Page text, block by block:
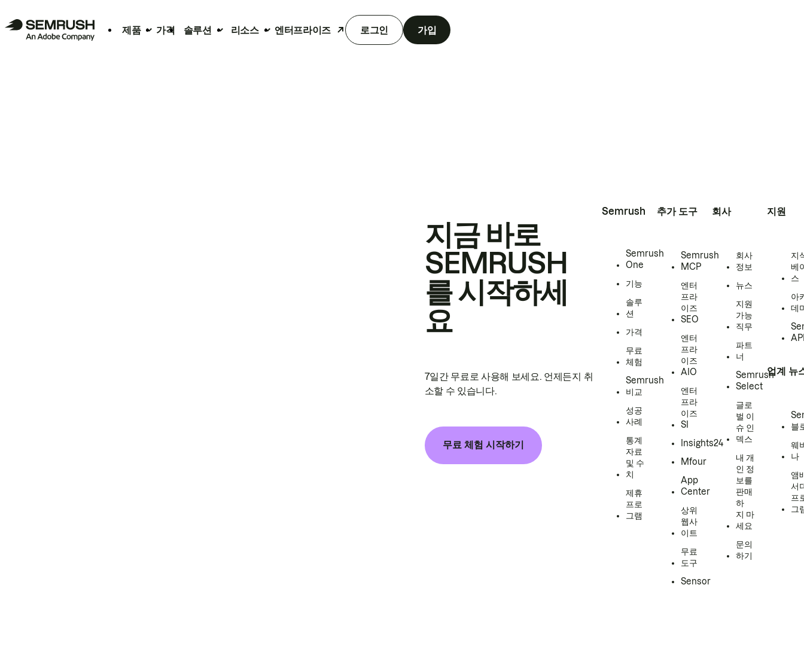
제품 가격 솔루션 리소스 엔터프라이즈 로그인 가입
지금 바로
SEMRUSH
를 시작하세
요
7일간 무료로 사용해 보세요. 언제든지 취
소할 수 있습니다.
무료 체험 시작하기
Semrush
Semrush
One
기능
솔루
션
가격
무료
체험
Semrush
비교
성공
사례
통계
자료
및 수
치
제휴
프로
그램
추가 도구
Semrush
MCP
엔터
프라
이즈
SEO
엔터
프라
이즈
AIO
엔터
프라
이즈
SI
Insights24
Mfour
App
Center
상위
웹사
이트
무료
도구
Sensor
회사
회사
정보
뉴스
지원
가능
직무
파트
너
Semrush
Select
글로
벌 이
슈 인
덱스
내 개
인 정
보를
판매
하
지 마
세요
문의
하기
지원
지
베
스
아
데
업계 뉴
블
웨
나
앰
서
프
그